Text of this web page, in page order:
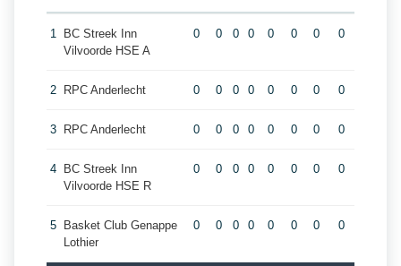
1
BC Streek Inn
Vilvoorde HSE A
0 0 0 0 0 0 0 0
2 RPC Anderlecht 0 0 0 0 0 0 0 0
3 RPC Anderlecht 0 0 0 0 0 0 0 0
4
BC Streek Inn
Vilvoorde HSE R
0 0 0 0 0 0 0 0
5
Basket Club Genappe
Lothier
0 0 0 0 0 0 0 0